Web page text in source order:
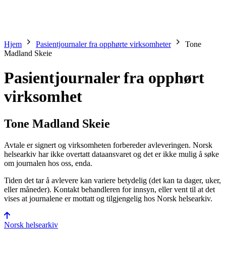
Hjem Pasientjournaler fra opphørte virksomheter
Tone
Madland Skeie
Pasientjournaler fra opphørt
virksomhet
Tone Madland Skeie
Avtale er signert og virksomheten forbereder avleveringen. Norsk
helsearkiv har ikke overtatt data­ansvaret og det er ikke mulig å søke
om journalen hos oss, enda.
Tiden det tar å avlevere kan variere betydelig (det kan ta dager, uker,
eller måneder). Kontakt behandleren for innsyn, eller vent til at det
vises at journalene er mottatt og tilgjengelig hos Norsk helsearkiv.
Norsk helsearkiv